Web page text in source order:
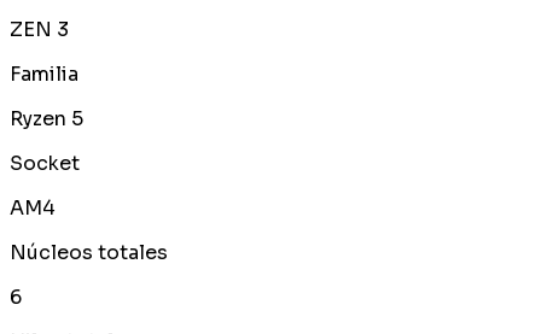
ZEN 3
Familia
Ryzen 5
Socket
AM4
Núcleos totales
6